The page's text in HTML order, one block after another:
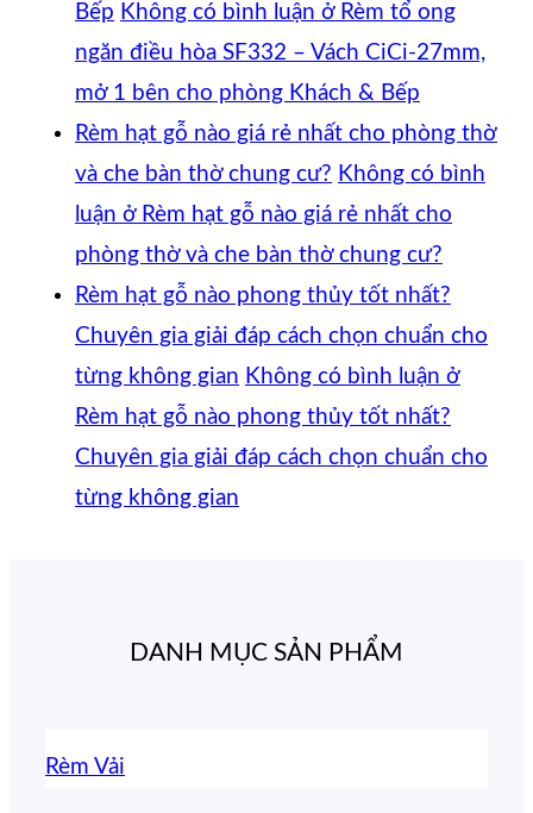
Bếp Không có bình luận ở Rèm tổ ong
ngăn điều hòa SF332 – Vách CiCi-27mm,
mở 1 bên cho phòng Khách & Bếp
Rèm hạt gỗ nào giá rẻ nhất cho phòng thờ
và che bàn thờ chung cư? Không có bình
luận ở Rèm hạt gỗ nào giá rẻ nhất cho
phòng thờ và che bàn thờ chung cư?
Rèm hạt gỗ nào phong thủy tốt nhất?
Chuyên gia giải đáp cách chọn chuẩn cho
từng không gian Không có bình luận ở
Rèm hạt gỗ nào phong thủy tốt nhất?
Chuyên gia giải đáp cách chọn chuẩn cho
từng không gian
DANH MỤC SẢN PHẨM
Rèm Vải